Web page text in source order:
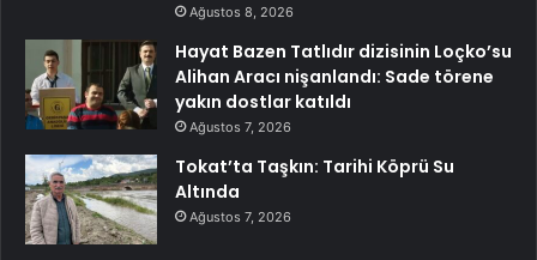
Ağustos 8, 2026
Hayat Bazen Tatlıdır dizisinin Loçko’su
Alihan Aracı nişanlandı: Sade törene
yakın dostlar katıldı
Ağustos 7, 2026
Tokat’ta Taşkın: Tarihi Köprü Su
Altında
Ağustos 7, 2026